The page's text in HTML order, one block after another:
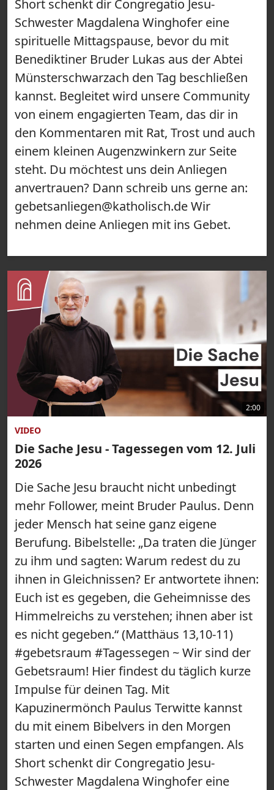
Short schenkt dir Congregatio Jesu-
Schwester Magdalena Winghofer eine
spirituelle Mittagspause, bevor du mit
Benediktiner Bruder Lukas aus der Abtei
Münsterschwarzach den Tag beschließen
kannst. Begleitet wird unsere Community
von einem engagierten Team, das dir in
den Kommentaren mit Rat, Trost und auch
einem kleinen Augenzwinkern zur Seite
steht. Du möchtest uns dein Anliegen
anvertrauen? Dann schreib uns gerne an:
gebetsanliegen@katholisch.de Wir
nehmen deine Anliegen mit ins Gebet.
2:00
VIDEO
Die Sache Jesu - Tagessegen vom 12. Juli
2026
Die Sache Jesu braucht nicht unbedingt
mehr Follower, meint Bruder Paulus. Denn
jeder Mensch hat seine ganz eigene
Berufung. Bibelstelle: „Da traten die Jünger
zu ihm und sagten: Warum redest du zu
ihnen in Gleichnissen? Er antwortete ihnen:
Euch ist es gegeben, die Geheimnisse des
Himmelreichs zu verstehen; ihnen aber ist
es nicht gegeben.“ (Matthäus 13,10-11)
#gebetsraum #Tagessegen ~ Wir sind der
Gebetsraum! Hier findest du täglich kurze
Impulse für deinen Tag. Mit
Kapuzinermönch Paulus Terwitte kannst
du mit einem Bibelvers in den Morgen
starten und einen Segen empfangen. Als
Short schenkt dir Congregatio Jesu-
Schwester Magdalena Winghofer eine